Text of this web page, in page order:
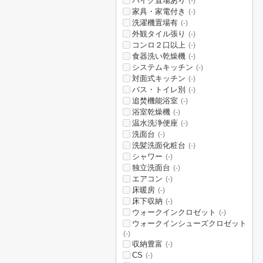
家具・家電付き (-)
洗濯機置場有 (-)
外観タイル張り (-)
コンロ２口以上 (-)
食器洗い乾燥機 (-)
システムキッチン (-)
対面式キッチン (-)
バス・トイレ別 (-)
追焚機能浴室 (-)
浴室乾燥機 (-)
温水洗浄便座 (-)
洗面台 (-)
洗髪洗面化粧台 (-)
シャワー (-)
独立洗面台 (-)
エアコン (-)
床暖房 (-)
床下収納 (-)
ウォークインクロゼット (-)
ウォークインシューズクロゼット
(-)
収納豊富 (-)
CS (-)